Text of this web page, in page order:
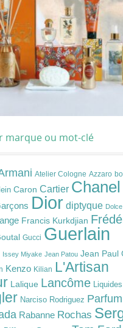
marque ou mot-clé
Atelier Cologne Azzaro
Caron Cartier Chanel
Dior diptyque
Francis Kurkdjian
Gucci Guerlain
Issey Miyake Jean Patou Jean Paul
Kenzo Kilian L'Artisan
Lalique Lancôme
Narciso Rodriguez Parfum
Rabanne Rochas